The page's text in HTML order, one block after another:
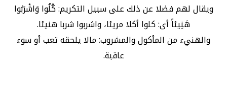
ويقال لهم فضلا عن ذلك على سبيل التكريم: كُلُوا وَاشْرَبُوا
هَنِيئاً أى: كلوا أكلا مريئا، واشربوا شربا هنيئا.
والهنيء من المأكول والمشروب: مالا يلحقه تعب أو سوء
عاقبة.